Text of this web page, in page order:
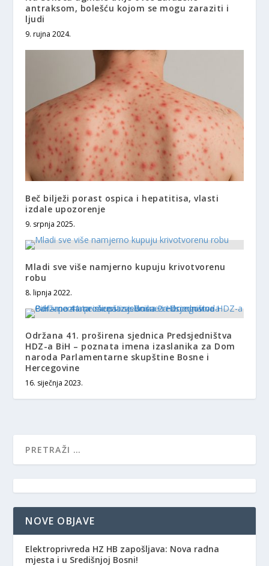
antraksom, bolešću kojom se mogu zaraziti i
ljudi
9. rujna 2024.
Beč bilježi porast ospica i hepatitisa, vlasti
izdale upozorenje
9. srpnja 2025.
Mladi sve više namjerno kupuju krivotvorenu
robu
8. lipnja 2022.
Održana 41. proširena sjednica Predsjedništva
HDZ-a BiH – poznata imena izaslanika za Dom
naroda Parlamentarne skupštine Bosne i
Hercegovine
16. siječnja 2023.
NOVE OBJAVE
Elektroprivreda HZ HB zapošljava: Nova radna
mjesta i u Središnjoj Bosni!